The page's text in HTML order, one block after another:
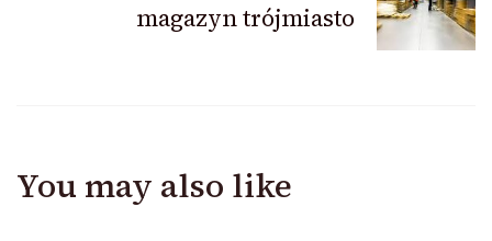
magazyn trójmiasto
You may also like